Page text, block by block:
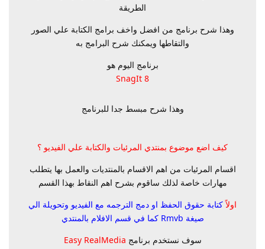
الطريقة
وهذا شرح برنامج من افضل واخف برامج الكتابة علي الصور
والتقاطها ويمكنك شرح البرامج به
برنامج اليوم هو
SnagIt 8
وهذا شرح مبسط جدا للبرنامج
كيف اضع موضوع بمنتدي المرئيات والكتابة علي الفيديو ؟
اقسام المرئيات من اهم الاقسام بالمنتديات والعمل بها يتطلب
مهارات خاصة لذلك ساقوم بشرح اهم النقاط بهذا القسم
اولاً كتابة حقوق الحفظ او دمج الترجمه مع الفيديو وتحويلة الي
صيغة Rmvb كما في قسم الافلام بالمنتدي
سوف نستخدم برنامج Easy RealMedia